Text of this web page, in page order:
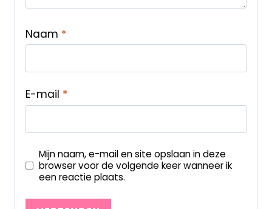
Naam *
E-mail *
Mijn naam, e-mail en site opslaan in deze
browser voor de volgende keer wanneer ik
een reactie plaats.